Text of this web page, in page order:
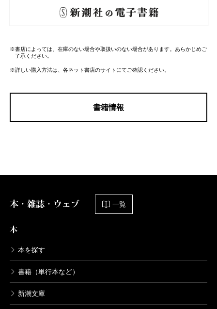
※書店によっては、在庫のない場合や取扱いのない場合があります。あらかじめご
了承ください。
※詳しい購入方法は、各ネット書店のサイトにてご確認ください。
書籍情報
本・雑誌・ウェブ 一覧
本
本を探す
書籍（単行本など）
新潮文庫